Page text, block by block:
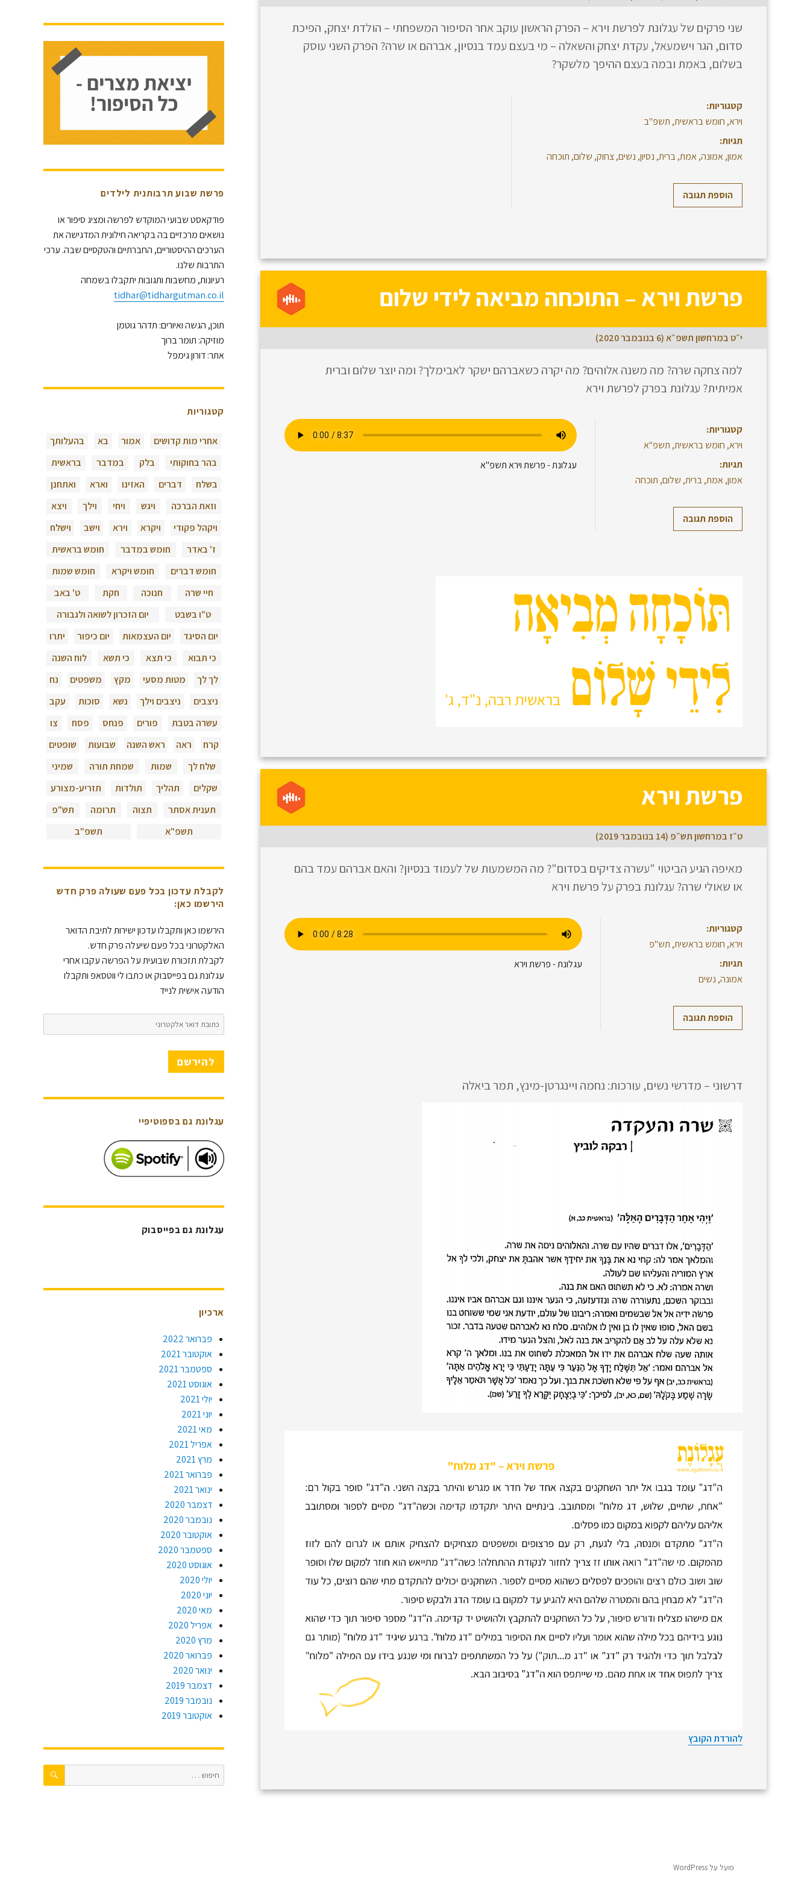
שני פרקים של עגלונת לפרשת וירא – הפרק הראשון עוקב אחר הסיפור המשפחתי – הולדת יצחק, הפיכת
סדום, הגר וישמעאל, עקדת יצחק והשאלה – מי בעצם עמד בנסיון, אברהם או שרה? הפרק השני עוסק
בשלום, באמת ובמה בעצם ההיפך מלשקר?
קטגוריות:
וירא, חומש בראשית, תשפ"ב
תגיות:
אמון,אמונה,אמת,ברית, נסיון, נשים,צחוק, שלום, תוכחה
הוספת תגובה
פרשת וירא – התוכחה מביאה לידי שלום
י״ט במרחשון תשפ״א (6 בנובמבר 2020)
למה צחקה שרה? מה משנה אלוהים? מה יקרה כשאברהם ישקר לאבימלך? ומה יוצר שלום וברית
אמיתית? עגלונת בפרק לפרשת וירא
קטגוריות:
וירא, חומש בראשית, תשפ"א
תגיות:
אמון,אמת,ברית, שלום, תוכחה
הוספת תגובה
עגלונת - פרשת וירא תשפ"א
פרשת וירא
ט״ז במרחשון תש״פ (14 בנובמבר 2019)
מאיפה הגיע הביטוי "עשרה צדיקים בסדום"? מה המשמעות של לעמוד בנסיון? והאם אברהם עמד בהם
או שאולי שרה? עגלונת בפרק על פרשת וירא
קטגוריות:
וירא, חומש בראשית, תש"פ
תגיות:
אמונה, נשים
הוספת תגובה
עגלונת - פרשת וירא
דרשוני – מדרשי נשים, עורכות: נחמה ויינגרטן-מינץ, תמר ביאלה
להורדת הקובץ
פרשת שבוע תרבותנית לילדים
פודקאסט שבועי המוקדש לפרשה ומציג סיפור או
נושאים מרכזיים בה בקריאה חילונית המדגישה את
הערכים ההיסטוריים, החברתיים והטקסיים שבה. ערכי
התרבות שלנו.
רעיונות, מחשבות ותגובות יתקבלו בשמחה
tidhar@tidhargutman.co.il
תוכן, הגשה ואיורים: תדהר גוטמן
מוזיקה: תומר ברוך
אתר: דורון גימפל
קטגוריות
אחרי מות קדושים אמור בא
בהעלותך
בהר בחוקותי
בלק במדבר
בראשית
בשלח
דברים האזינו וארא
ואתחנן
וזאת הברכה
ויגש ויחי וילך
ויצא
ויקהל פקודי
ויקרא וירא וישב
וישלח
ז' באדר
חומש במדבר
חומש בראשית
חומש דברים
חומש ויקרא
חומש שמות
חיי שרה
חנוכה חקת
ט' באב
ט"ו בשבט
יום הזכרון לשואה ולגבורה
יום הסיגד
יום העצמאות יום כיפור
יתרו
כי תבוא
כי תצא כי תשא
לוח השנה
לך לך
מטות מסעי מקץ משפטים
נח
ניצבים
ניצבים וילך נשא סוכות
עקב
עשרה בטבת
פורים פנחס פסח
צו
קרח
ראה ראש השנה שבועות
שופטים
שלח לך
שמות שמחת תורה
שמיני
שקלים
תהליך תולדות
תזריע-מצורע
תענית אסתר
תצוה תרומה
תש"פ
תשפ"א
תשפ"ב
לקבלת עדכון בכל פעם שעולה פרק חדש
הירשמו כאן:
הירשמו כאן ותקבלו עדכון ישירות לתיבת הדואר
האלקטרוני בכל פעם שיעלה פרק חדש.
לקבלת תזכורת שבועית על הפרשה עקבו אחרי
עגלונת גם בפייסבוק או כתבו לי ווטסאפ ותקבלו
הודעה אישית לנייד
כתובת
דואר
אלקטרוני
להירשם
עגלונת גם בספוטיפיי
עגלונת גם בפייסבוק
ארכיון
פברואר 2022
אוקטובר 2021
ספטמבר 2021
אוגוסט 2021
יולי 2021
יוני 2021
מאי 2021
אפריל 2021
מרץ 2021
פברואר 2021
ינואר 2021
דצמבר 2020
נובמבר 2020
אוקטובר 2020
ספטמבר 2020
אוגוסט 2020
יולי 2020
יוני 2020
מאי 2020
אפריל 2020
מרץ 2020
פברואר 2020
ינואר 2020
דצמבר 2019
נובמבר 2019
אוקטובר 2019
חפש: חיפוש
פועל על WordPress